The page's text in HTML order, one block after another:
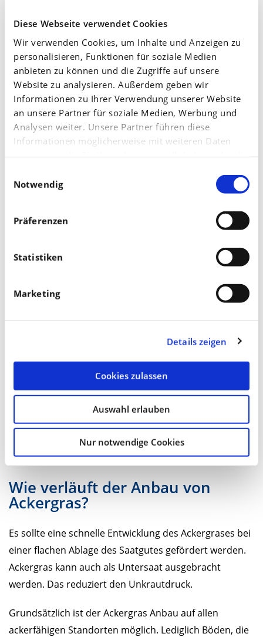
Diese Webseite verwendet Cookies
Wir verwenden Cookies, um Inhalte und Anzeigen zu
personalisieren, Funktionen für soziale Medien
anbieten zu können und die Zugriffe auf unsere
Website zu analysieren. Außerdem geben wir
Informationen zu Ihrer Verwendung unserer Website
an unsere Partner für soziale Medien, Werbung und
Analysen weiter. Unsere Partner führen diese
Informationen möglicherweise mit weiteren Daten
zusammen, die Sie ihnen bereitgestellt haben oder die
haben.
Notwendig
Präferenzen
Statistiken
Marketing
Details zeigen
Cookies zulassen
Auswahl erlauben
Nur notwendige Cookies
Der Anbau erfolgt mit Reinkulturen, mit Mischungen
aus Gräsern sowie Mischungen aus Gras und
Leguminosen. Bei den Leguminosen werden
insbesondere Rotklee,Luzerneund Weißklee
eingesetzt.
Da sehr viele Grasarten für den Ackergras Anbau
Standortbedingungen.
Wozu wird Ackergras verwendet?
Ackergras wird meist siliert und an Milchvieh verfüttert.
Teilweise wird es auch in Biogasanlagen verwendet.
Was ist der Vorteil des
Gerade beim Maisanbau kann Ackergras eine sinnvolle
mit Leguminosen kann der Boden zudem mit Stickstoff
angereichert werden.
Für Betriebe mit Milchvieh bietet der Ackergrasanbau
die Möglichkeit, hochwertiges und energiereiche
Grassilage zu produzieren.
Wie verläuft der Anbau von
Ackergras?
Es sollte eine schnelle Entwicklung des Ackergrases bei
einer flachen Ablage des Saatgutes gefördert werden.
Ackergras kann auch als Untersaat ausgebracht
werden. Das reduziert den Unkrautdruck.
Grundsätzlich ist der Ackergras Anbau auf allen
ackerfähigen Standorten möglich. Lediglich Böden, die